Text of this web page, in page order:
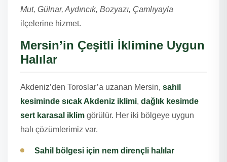
Mut, Gülnar, Aydıncık, Bozyazı, Çamlıyayla
ilçelerine hizmet.
Mersin’in Çeşitli İklimine Uygun
Halılar
Akdeniz’den Toroslar’a uzanan Mersin, sahil
kesiminde sıcak Akdeniz iklimi, dağlık kesimde
sert karasal iklim görülür. Her iki bölgeye uygun
halı çözümlerimiz var.
Sahil bölgesi için nem dirençli halılar